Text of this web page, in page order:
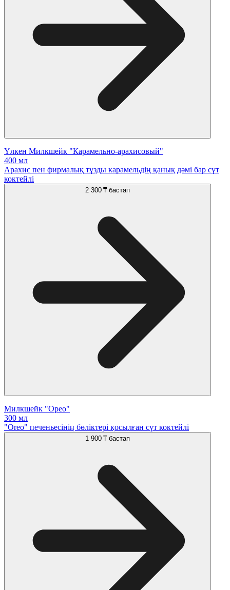
Үлкен Милкшейк "Карамельно-арахисовый"
400 мл
Арахис пен фирмалық тұзды карамельдің қанық дәмі бар сүт
коктейлі
2 300 ₸ бастап
Милкшейк "Орео"
300 мл
"Oreo" печеньесінің бөліктері қосылған сүт коктейлі
1 900 ₸ бастап